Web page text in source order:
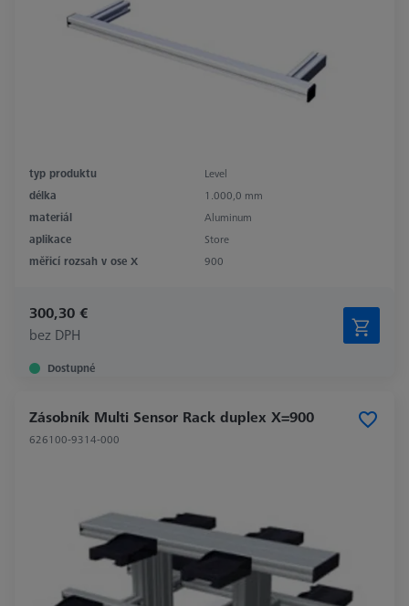
typ produktu
Level
délka
1.000,0 mm
materiál
Aluminum
aplikace
Store
měřicí rozsah v ose X
900
300,30 €
bez DPH
Dostupné
Zásobník Multi Sensor Rack duplex X=900
626100-9314-000